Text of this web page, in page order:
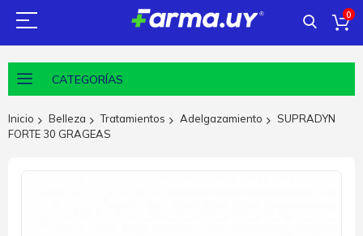
0
CATEGORÍAS
Inicio Belleza Tratamientos Adelgazamiento
SUPRADYN
FORTE 30 GRAGEAS